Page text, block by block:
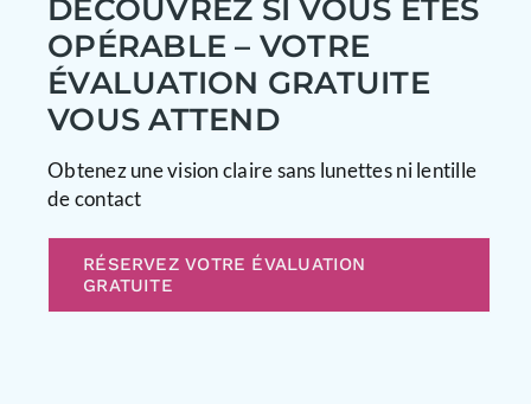
DÉCOUVREZ SI VOUS ÊTES
OPÉRABLE – VOTRE
ÉVALUATION GRATUITE
VOUS ATTEND
Obtenez une vision claire sans lunettes ni lentille
de contact
RÉSERVEZ VOTRE ÉVALUATION
GRATUITE